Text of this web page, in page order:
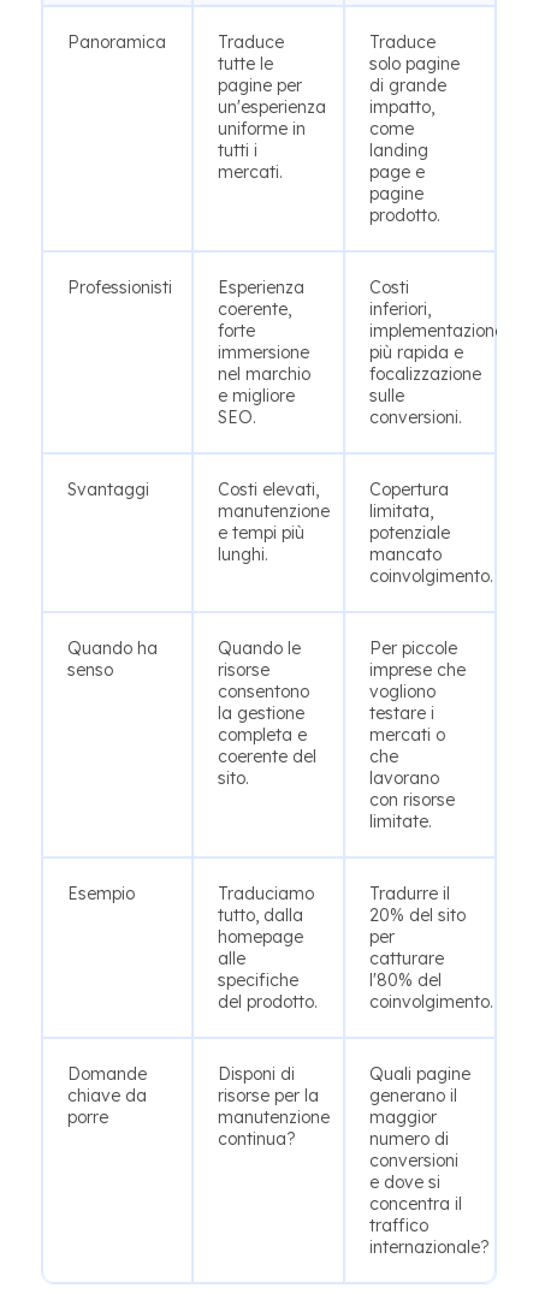
Panoramica
Traduce
tutte le
pagine per
un'esperienza
uniforme in
tutti i
mercati.
Traduce
solo pagine
di grande
impatto,
come
landing
page e
pagine
prodotto.
Professionisti
Esperienza
coerente,
forte
immersione
nel marchio
e migliore
SEO.
Costi
inferiori,
implementazione
più rapida e
focalizzazione
sulle
conversioni.
Svantaggi
Costi elevati,
manutenzione
e tempi più
lunghi.
Copertura
limitata,
potenziale
mancato
coinvolgimento.
Quando ha
senso
Quando le
risorse
consentono
la gestione
completa e
coerente del
sito.
Per piccole
imprese che
vogliono
testare i
mercati o
che
lavorano
con risorse
limitate.
Esempio
Traduciamo
tutto, dalla
homepage
alle
specifiche
del prodotto.
Tradurre il
20% del sito
per
catturare
l'80% del
coinvolgimento.
Domande
chiave da
porre
Disponi di
risorse per la
manutenzione
continua?
Quali pagine
generano il
maggior
numero di
conversioni
e dove si
concentra il
traffico
internazionale?